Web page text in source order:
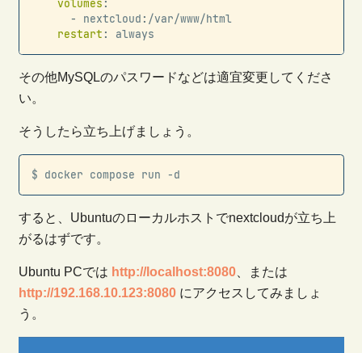
volumes :
- nextcloud : /var/www/html
restart : always
その他MySQLのパスワードなどは適宜変更してくださ
い。
そうしたら立ち上げましょう。
$ docker compose run -d
すると、Ubuntuのローカルホストでnextcloudが立ち上
がるはずです。
Ubuntu PCでは http://localhost:8080、または
http://192.168.10.123:8080にアクセスしてみましょ
う。